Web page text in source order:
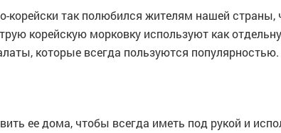
корейски так полюбился жителям нашей страны,
корейскую морковку используют как
которые всегда пользуются популярностью.
ее дома, чтобы всегда иметь под рукой и